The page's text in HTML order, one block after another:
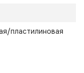
пластилиновая